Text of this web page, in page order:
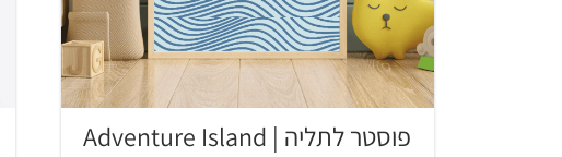
פוסטר לתליה | Adventure Island